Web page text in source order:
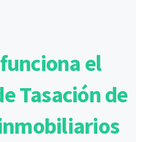
el
Tasación de